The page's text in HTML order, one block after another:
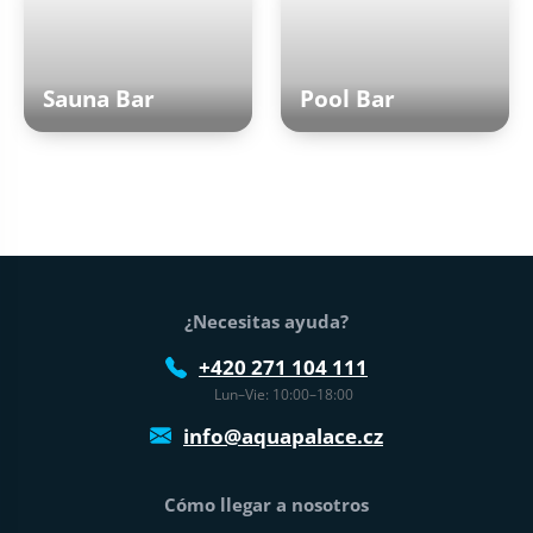
Sauna Bar Pool Bar
Pie de página
¿Necesitas ayuda?
+420 271 104 111
Lun–Vie: 10:00–18:00
info@aquapalace.cz
Cómo llegar a nosotros